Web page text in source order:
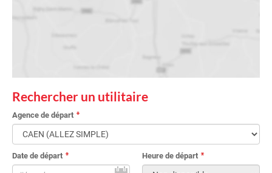
Rechercher un utilitaire
Agence de départ
Date de départ Heure de départ